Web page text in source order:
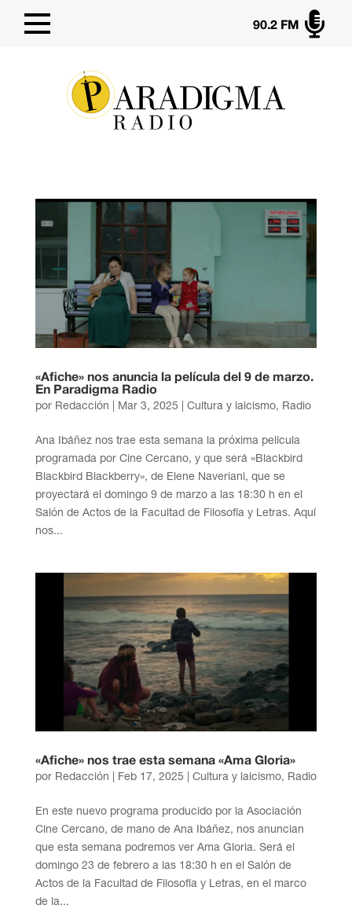

90.2 FM
«Afiche» nos anuncia la película del 9 de marzo.
En Paradigma Radio
por Redacción Mar 3, 2025 Cultura y laicismo, Radio
Ana Ibáñez nos trae esta semana la próxima película
programada por Cine Cercano, y que será «Blackbird
Blackbird Blackberry», de Elene Naveriani, que se
proyectará el domingo 9 de marzo a las 18:30 h en el
Salón de Actos de la Facultad de Filosofía y Letras. Aquí
nos...
«Afiche» nos trae esta semana «Ama Gloria»
por Redacción Feb 17, 2025 Cultura y laicismo, Radio
En este nuevo programa producido por la Asociación
Cine Cercano, de mano de Ana Ibáñez, nos anuncian
que esta semana podremos ver Ama Gloria. Será el
domingo 23 de febrero a las 18:30 h en el Salón de
Actos de la Facultad de Filosofía y Letras, en el marco
de la...